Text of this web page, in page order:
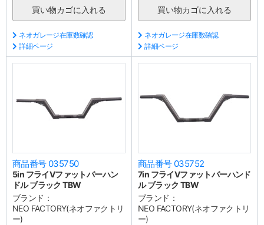
ネオガレージ在庫数確認
詳細ページ
ネオガレージ在庫数確認
詳細ページ
商品番号 035750
5in フライVファットバーハン
ドル ブラック TBW
ブランド：
NEO FACTORY(ネオファクトリ
ー)
商品番号 035752
7in フライVファットバーハンド
ル ブラック TBW
ブランド：
NEO FACTORY(ネオファクトリ
ー)